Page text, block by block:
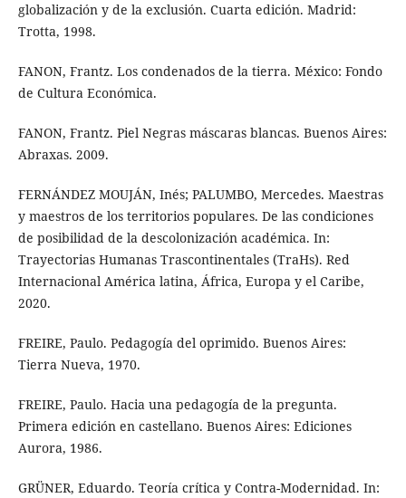
globalización y de la exclusión. Cuarta edición. Madrid:
Trotta, 1998.
FANON, Frantz. Los condenados de la tierra. México: Fondo
de Cultura Económica.
FANON, Frantz. Piel Negras máscaras blancas. Buenos Aires:
Abraxas. 2009.
FERNÁNDEZ MOUJÁN, Inés; PALUMBO, Mercedes. Maestras
y maestros de los territorios populares. De las condiciones
de posibilidad de la descolonización académica. In:
Trayectorias Humanas Trascontinentales (TraHs). Red
Internacional América latina, África, Europa y el Caribe,
2020.
FREIRE, Paulo. Pedagogía del oprimido. Buenos Aires:
Tierra Nueva, 1970.
FREIRE, Paulo. Hacia una pedagogía de la pregunta.
Primera edición en castellano. Buenos Aires: Ediciones
Aurora, 1986.
GRÜNER, Eduardo. Teoría crítica y Contra-Modernidad. In: